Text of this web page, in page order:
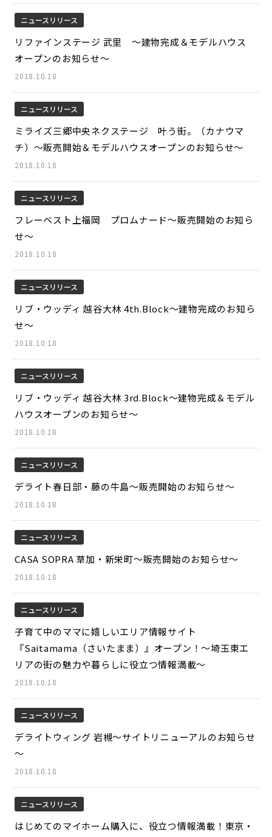
ニュースリリース
リファインステージ 武里 ～建物完成＆モデルハウス
オープンのお知らせ～
2018.10.18
ニュースリリース
ミライズ三郷中央ネクステージ 叶う街。（カナウマ
チ）～販売開始＆モデルハウスオープンのお知らせ～
2018.10.18
ニュースリリース
フレーベスト上福岡 プロムナード～販売開始のお知ら
せ～
2018.10.18
ニュースリリース
リブ・ウッディ 越谷大林 4th.Block～建物完成のお知ら
せ～
2018.10.18
ニュースリリース
リブ・ウッディ 越谷大林 3rd.Block～建物完成＆モデル
ハウスオープンのお知らせ～
2018.10.18
ニュースリリース
デライト春日部・藤の牛島～販売開始のお知らせ～
2018.10.18
ニュースリリース
CASA SOPRA 草加・新栄町～販売開始のお知らせ～
2018.10.18
ニュースリリース
子育て中のママに嬉しいエリア情報サイト
『Saitamama（さいたまま）』オープン！～埼玉東エ
リアの街の魅力や暮らしに役立つ情報満載～
2018.10.18
ニュースリリース
デライトウィング 岩槻～サイトリニューアルのお知らせ
～
2018.10.18
ニュースリリース
はじめてのマイホーム購入に、役立つ情報満載！東京・